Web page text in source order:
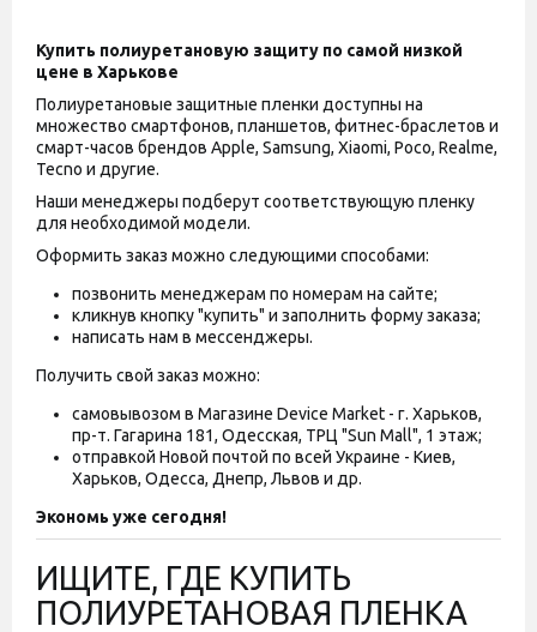
Купить полиуретановую защиту по самой низкой
цене в Харькове
Полиуретановые защитные пленки доступны на
множество смартфонов, планшетов, фитнес-браслетов и
смарт-часов брендов Apple, Samsung, Xiaomi, Poco, Realme,
Tecno и другие.
Наши менеджеры подберут соответствующую пленку
для необходимой модели.
Оформить заказ можно следующими способами:
позвонить менеджерам по номерам на сайте;
кликнув кнопку "купить" и заполнить форму заказа;
написать нам в мессенджеры.
Получить свой заказ можно:
самовывозом в Магазине Device Market - г. Харьков,
пр-т. Гагарина 181, Одесская, ТРЦ "Sun Mall", 1 этаж;
отправкой Новой почтой по всей Украине - Киев,
Харьков, Одесса, Днепр, Львов и др.
Экономь уже сегодня!
ИЩИТЕ, ГДЕ КУПИТЬ
ПОЛИУРЕТАНОВАЯ ПЛЕНКА